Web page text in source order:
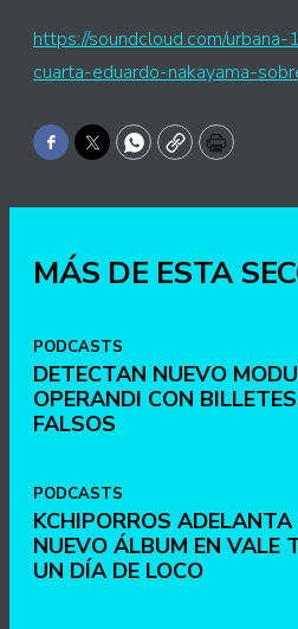
https://soundcloud.com/
cuarta-eduardo-nakayama-
Facebook
TwitterWhatsApp
CopyPrint
MÁS DE ESTA
PODCASTS
DETECTAN NUEVO
OPERANDI CON BILLETES
FALSOS
PODCASTS
KCHIPORROS ADELANTA
NUEVO ÁLBUM EN VALE
UN DÍA DE LOCO